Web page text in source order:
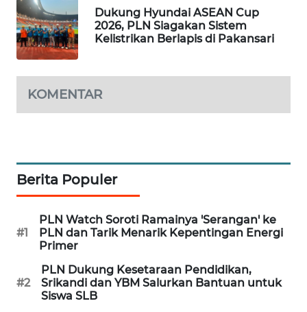
Dukung Hyundai ASEAN Cup
2026, PLN Siagakan Sistem
Kelistrikan Berlapis di Pakansari
KOMENTAR
Berita Populer
#1
PLN Watch Soroti Ramainya 'Serangan' ke
PLN dan Tarik Menarik Kepentingan Energi
Primer
#2
PLN Dukung Kesetaraan Pendidikan,
Srikandi dan YBM Salurkan Bantuan untuk
Siswa SLB
WN
PADANG
LAWAS
SUMEDANG
WN
KEPULAUAN
WN
TANGERANG
WN
BINJAI